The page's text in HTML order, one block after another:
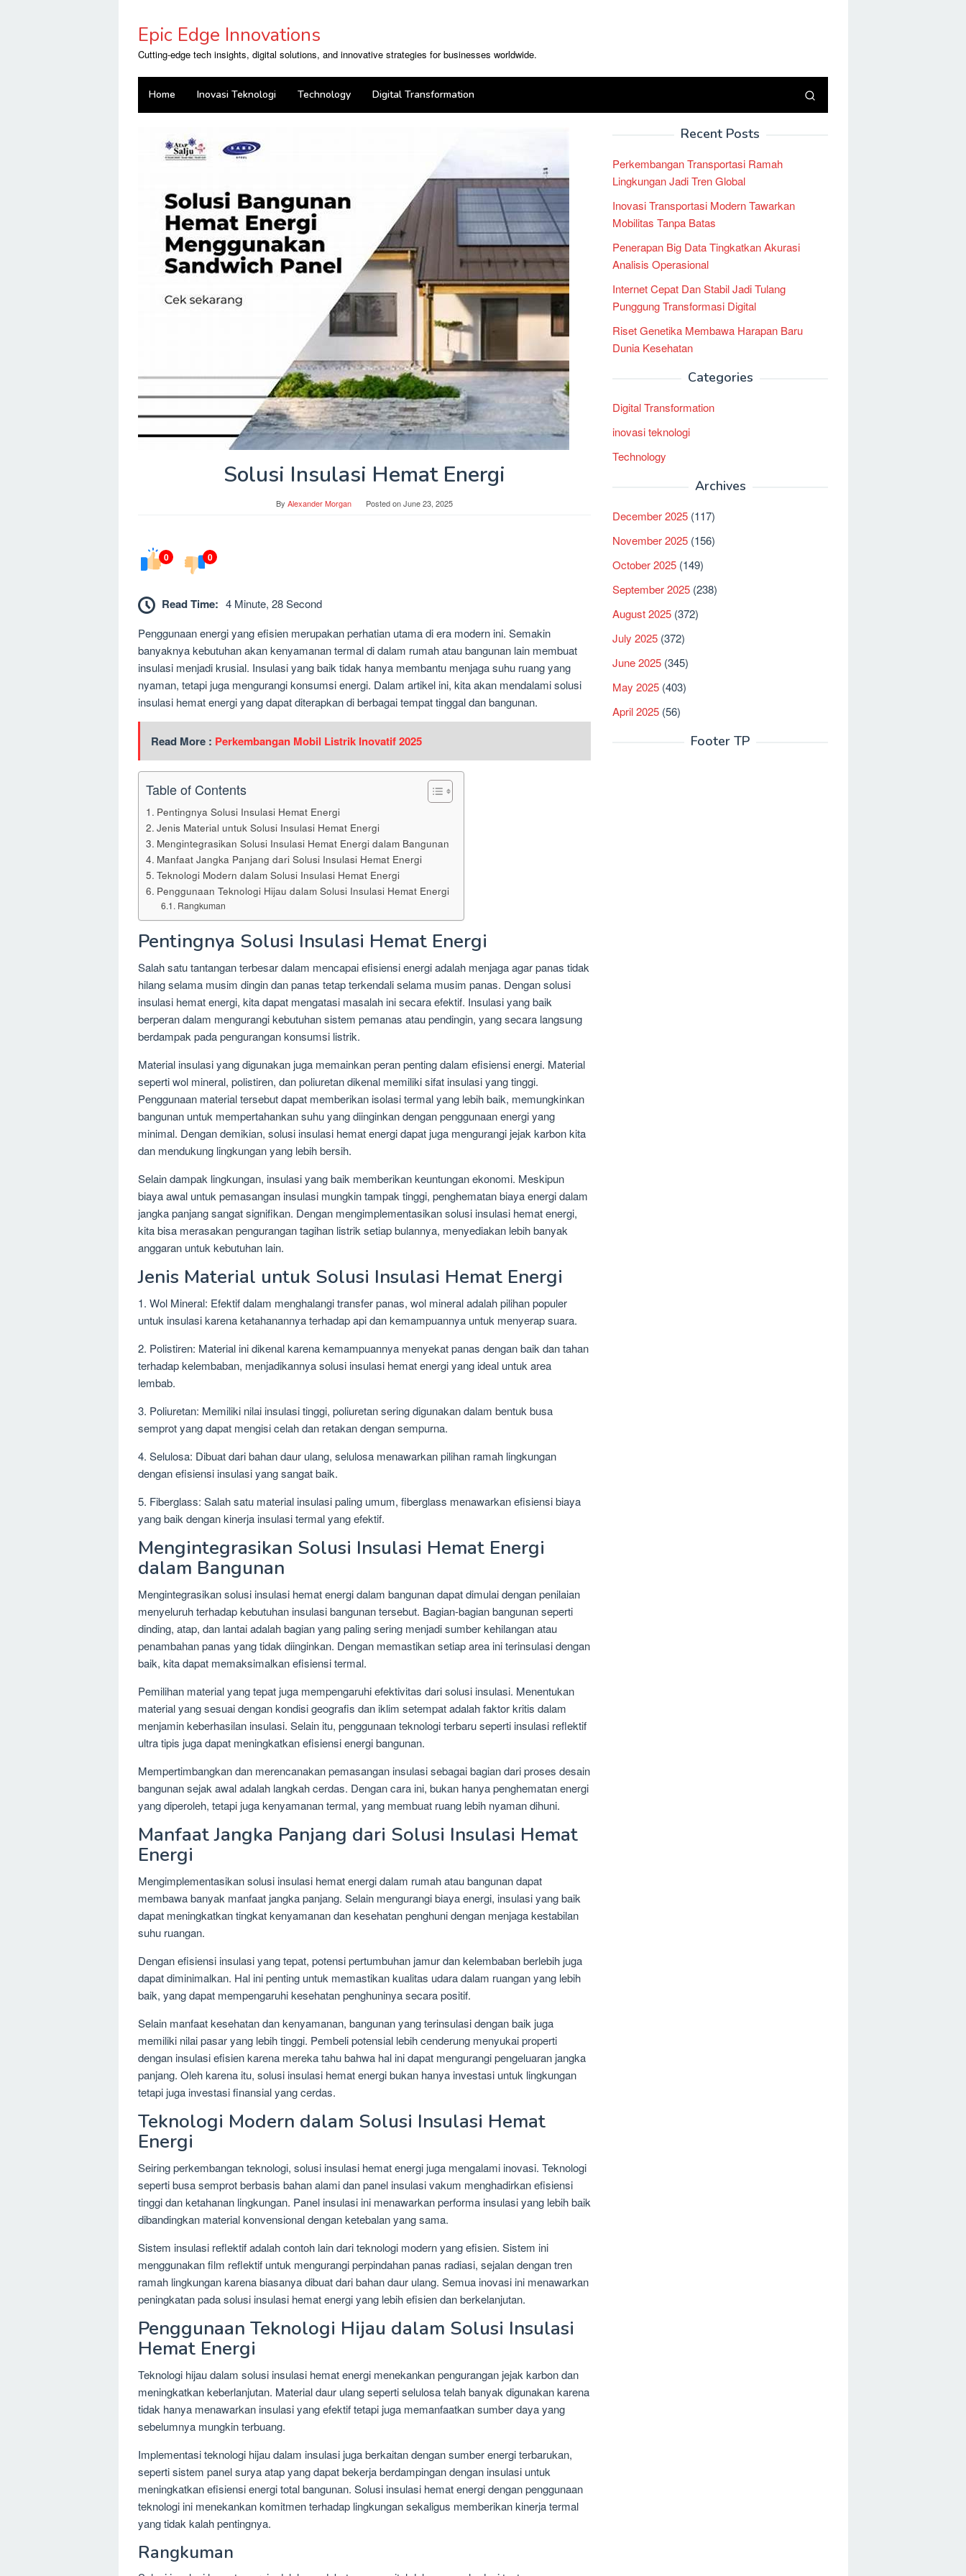
contentEpic Edge Innovations
Cutting-edge tech insights, digital solutions, and innovative strategies for businesses worldwide.
Home Inovasi Teknologi Technology Digital Transformation
Solusi Insulasi Hemat Energi
By Alexander Morgan Posted onJune 23, 2025
0 0
Read Time: 4 Minute, 28 Second
Penggunaan energi yang efisien merupakan perhatian utama di era modern ini. Semakin
banyaknya kebutuhan akan kenyamanan termal di dalam rumah atau bangunan lain membuat
insulasi menjadi krusial. Insulasi yang baik tidak hanya membantu menjaga suhu ruang yang
nyaman, tetapi juga mengurangi konsumsi energi. Dalam artikel ini, kita akan mendalami solusi
insulasi hemat energi yang dapat diterapkan di berbagai tempat tinggal dan bangunan.
Read More : Perkembangan Mobil Listrik Inovatif 2025
Table of Contents
Pentingnya Solusi Insulasi Hemat Energi
Jenis Material untuk Solusi Insulasi Hemat Energi
Mengintegrasikan Solusi Insulasi Hemat Energi dalam Bangunan
Manfaat Jangka Panjang dari Solusi Insulasi Hemat Energi
Teknologi Modern dalam Solusi Insulasi Hemat Energi
Penggunaan Teknologi Hijau dalam Solusi Insulasi Hemat Energi
Rangkuman
Pentingnya Solusi Insulasi Hemat Energi
Salah satu tantangan terbesar dalam mencapai efisiensi energi adalah menjaga agar panas tidak
hilang selama musim dingin dan panas tetap terkendali selama musim panas. Dengan solusi
insulasi hemat energi, kita dapat mengatasi masalah ini secara efektif. Insulasi yang baik
berperan dalam mengurangi kebutuhan sistem pemanas atau pendingin, yang secara langsung
berdampak pada pengurangan konsumsi listrik.
Material insulasi yang digunakan juga memainkan peran penting dalam efisiensi energi. Material
seperti wol mineral, polistiren, dan poliuretan dikenal memiliki sifat insulasi yang tinggi.
Penggunaan material tersebut dapat memberikan isolasi termal yang lebih baik, memungkinkan
bangunan untuk mempertahankan suhu yang diinginkan dengan penggunaan energi yang
minimal. Dengan demikian, solusi insulasi hemat energi dapat juga mengurangi jejak karbon kita
dan mendukung lingkungan yang lebih bersih.
Selain dampak lingkungan, insulasi yang baik memberikan keuntungan ekonomi. Meskipun
biaya awal untuk pemasangan insulasi mungkin tampak tinggi, penghematan biaya energi dalam
jangka panjang sangat signifikan. Dengan mengimplementasikan solusi insulasi hemat energi,
kita bisa merasakan pengurangan tagihan listrik setiap bulannya, menyediakan lebih banyak
anggaran untuk kebutuhan lain.
Jenis Material untuk Solusi Insulasi Hemat Energi
1. Wol Mineral: Efektif dalam menghalangi transfer panas, wol mineral adalah pilihan populer
untuk insulasi karena ketahanannya terhadap api dan kemampuannya untuk menyerap suara.
2. Polistiren: Material ini dikenal karena kemampuannya menyekat panas dengan baik dan tahan
terhadap kelembaban, menjadikannya solusi insulasi hemat energi yang ideal untuk area
lembab.
3. Poliuretan: Memiliki nilai insulasi tinggi, poliuretan sering digunakan dalam bentuk busa
semprot yang dapat mengisi celah dan retakan dengan sempurna.
4. Selulosa: Dibuat dari bahan daur ulang, selulosa menawarkan pilihan ramah lingkungan
dengan efisiensi insulasi yang sangat baik.
5. Fiberglass: Salah satu material insulasi paling umum, fiberglass menawarkan efisiensi biaya
yang baik dengan kinerja insulasi termal yang efektif.
Mengintegrasikan Solusi Insulasi Hemat Energi
dalam Bangunan
Mengintegrasikan solusi insulasi hemat energi dalam bangunan dapat dimulai dengan penilaian
menyeluruh terhadap kebutuhan insulasi bangunan tersebut. Bagian-bagian bangunan seperti
dinding, atap, dan lantai adalah bagian yang paling sering menjadi sumber kehilangan atau
penambahan panas yang tidak diinginkan. Dengan memastikan setiap area ini terinsulasi dengan
baik, kita dapat memaksimalkan efisiensi termal.
Pemilihan material yang tepat juga mempengaruhi efektivitas dari solusi insulasi. Menentukan
material yang sesuai dengan kondisi geografis dan iklim setempat adalah faktor kritis dalam
menjamin keberhasilan insulasi. Selain itu, penggunaan teknologi terbaru seperti insulasi reflektif
ultra tipis juga dapat meningkatkan efisiensi energi bangunan.
Mempertimbangkan dan merencanakan pemasangan insulasi sebagai bagian dari proses desain
bangunan sejak awal adalah langkah cerdas. Dengan cara ini, bukan hanya penghematan energi
yang diperoleh, tetapi juga kenyamanan termal, yang membuat ruang lebih nyaman dihuni.
Manfaat Jangka Panjang dari Solusi Insulasi Hemat
Energi
Mengimplementasikan solusi insulasi hemat energi dalam rumah atau bangunan dapat
membawa banyak manfaat jangka panjang. Selain mengurangi biaya energi, insulasi yang baik
dapat meningkatkan tingkat kenyamanan dan kesehatan penghuni dengan menjaga kestabilan
suhu ruangan.
Dengan efisiensi insulasi yang tepat, potensi pertumbuhan jamur dan kelembaban berlebih juga
dapat diminimalkan. Hal ini penting untuk memastikan kualitas udara dalam ruangan yang lebih
baik, yang dapat mempengaruhi kesehatan penghuninya secara positif.
Selain manfaat kesehatan dan kenyamanan, bangunan yang terinsulasi dengan baik juga
memiliki nilai pasar yang lebih tinggi. Pembeli potensial lebih cenderung menyukai properti
dengan insulasi efisien karena mereka tahu bahwa hal ini dapat mengurangi pengeluaran jangka
panjang. Oleh karena itu, solusi insulasi hemat energi bukan hanya investasi untuk lingkungan
tetapi juga investasi finansial yang cerdas.
Teknologi Modern dalam Solusi Insulasi Hemat
Energi
Seiring perkembangan teknologi, solusi insulasi hemat energi juga mengalami inovasi. Teknologi
seperti busa semprot berbasis bahan alami dan panel insulasi vakum menghadirkan efisiensi
tinggi dan ketahanan lingkungan. Panel insulasi ini menawarkan performa insulasi yang lebih baik
dibandingkan material konvensional dengan ketebalan yang sama.
Sistem insulasi reflektif adalah contoh lain dari teknologi modern yang efisien. Sistem ini
menggunakan film reflektif untuk mengurangi perpindahan panas radiasi, sejalan dengan tren
ramah lingkungan karena biasanya dibuat dari bahan daur ulang. Semua inovasi ini menawarkan
peningkatan pada solusi insulasi hemat energi yang lebih efisien dan berkelanjutan.
Penggunaan Teknologi Hijau dalam Solusi Insulasi
Hemat Energi
Teknologi hijau dalam solusi insulasi hemat energi menekankan pengurangan jejak karbon dan
meningkatkan keberlanjutan. Material daur ulang seperti selulosa telah banyak digunakan karena
tidak hanya menawarkan insulasi yang efektif tetapi juga memanfaatkan sumber daya yang
sebelumnya mungkin terbuang.
Implementasi teknologi hijau dalam insulasi juga berkaitan dengan sumber energi terbarukan,
seperti sistem panel surya atap yang dapat bekerja berdampingan dengan insulasi untuk
meningkatkan efisiensi energi total bangunan. Solusi insulasi hemat energi dengan penggunaan
teknologi ini menekankan komitmen terhadap lingkungan sekaligus memberikan kinerja termal
yang tidak kalah pentingnya.
Rangkuman
Recent Posts
Perkembangan Transportasi Ramah
Lingkungan Jadi Tren Global
Inovasi Transportasi Modern Tawarkan
Mobilitas Tanpa Batas
Penerapan Big Data Tingkatkan Akurasi
Analisis Operasional
Internet Cepat Dan Stabil Jadi Tulang
Punggung Transformasi Digital
Riset Genetika Membawa Harapan Baru
Dunia Kesehatan
Categories
Digital Transformation
inovasi teknologi
Technology
Archives
December 2025 (117)
November 2025 (156)
October 2025 (149)
September 2025 (238)
August 2025 (372)
July 2025 (372)
June 2025 (345)
May 2025 (403)
April 2025 (56)
Footer TP